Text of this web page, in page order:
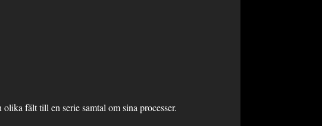
fält till en serie samtal om sina processer.